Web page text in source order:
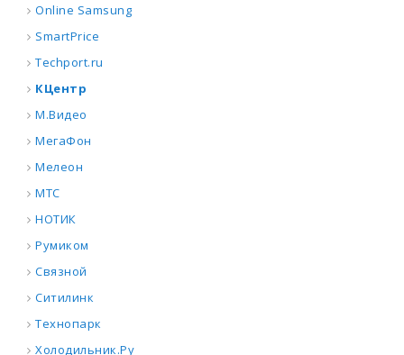
Online Samsung
SmartPrice
Techport.ru
КЦентр
М.Видео
МегаФон
Мелеон
МТС
НОТИК
Румиком
Связной
Ситилинк
Технопарк
Холодильник.Ру